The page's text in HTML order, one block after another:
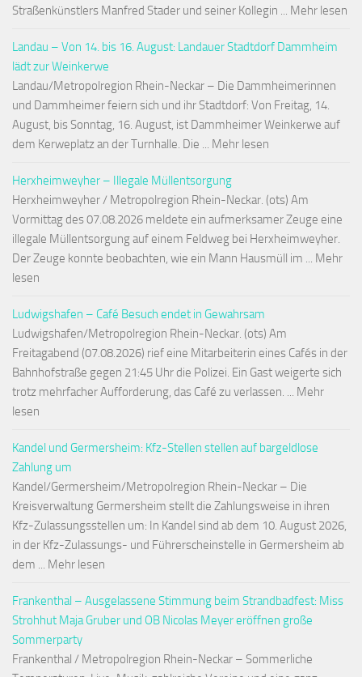
Straßenkünstlers Manfred Stader und seiner Kollegin ... Mehr lesen
Landau – Von 14. bis 16. August: Landauer Stadtdorf Dammheim
lädt zur Weinkerwe
Landau/Metropolregion Rhein-Neckar – Die Dammheimerinnen
und Dammheimer feiern sich und ihr Stadtdorf: Von Freitag, 14.
August, bis Sonntag, 16. August, ist Dammheimer Weinkerwe auf
dem Kerweplatz an der Turnhalle. Die ... Mehr lesen
Herxheimweyher – Illegale Müllentsorgung
Herxheimweyher / Metropolregion Rhein-Neckar. (ots) Am
Vormittag des 07.08.2026 meldete ein aufmerksamer Zeuge eine
illegale Müllentsorgung auf einem Feldweg bei Herxheimweyher.
Der Zeuge konnte beobachten, wie ein Mann Hausmüll im ... Mehr
lesen
Ludwigshafen – Café Besuch endet in Gewahrsam
Ludwigshafen/Metropolregion Rhein-Neckar. (ots) Am
Freitagabend (07.08.2026) rief eine Mitarbeiterin eines Cafés in der
Bahnhofstraße gegen 21:45 Uhr die Polizei. Ein Gast weigerte sich
trotz mehrfacher Aufforderung, das Café zu verlassen. ... Mehr
lesen
Kandel und Germersheim: Kfz-Stellen stellen auf bargeldlose
Zahlung um
Kandel/Germersheim/Metropolregion Rhein-Neckar – Die
Kreisverwaltung Germersheim stellt die Zahlungsweise in ihren
Kfz-Zulassungsstellen um: In Kandel sind ab dem 10. August 2026,
in der Kfz-Zulassungs- und Führerscheinstelle in Germersheim ab
dem ... Mehr lesen
Frankenthal – Ausgelassene Stimmung beim Strandbadfest: Miss
Strohhut Maja Gruber und OB Nicolas Meyer eröffnen große
Sommerparty
Frankenthal / Metropolregion Rhein-Neckar – Sommerliche